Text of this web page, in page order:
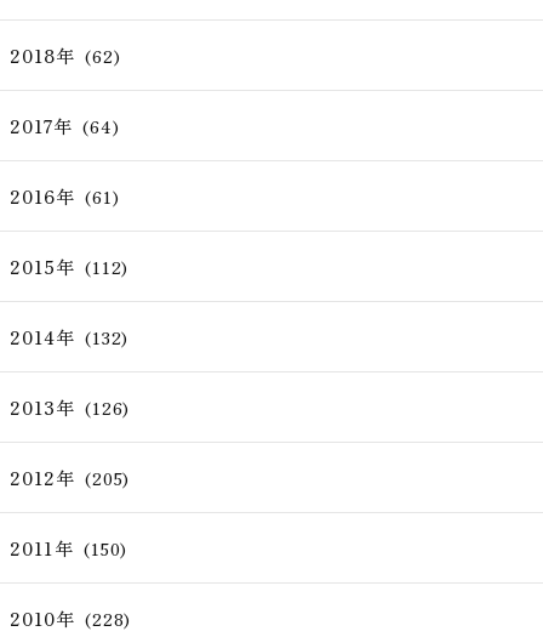
2018年 (62)
2017年 (64)
2016年 (61)
2015年 (112)
2014年 (132)
2013年 (126)
2012年 (205)
2011年 (150)
2010年 (228)